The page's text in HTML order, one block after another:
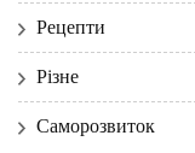
Рецепти
Різне
Саморозвиток